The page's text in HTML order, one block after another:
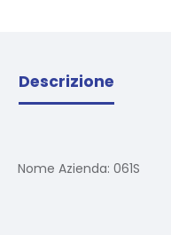
Descrizione
Nome Azienda: 061S